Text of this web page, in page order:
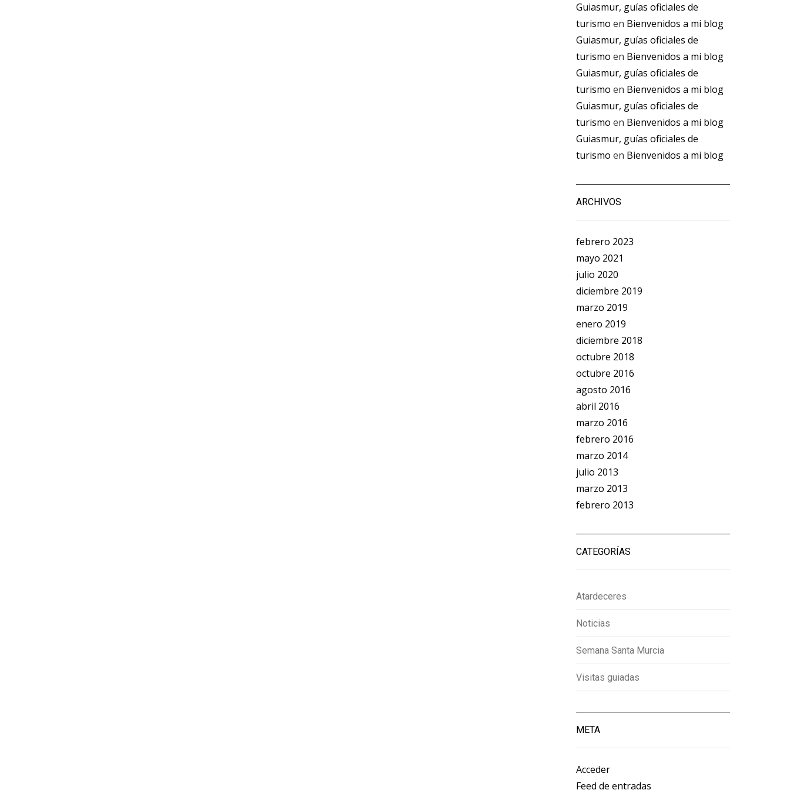
Guiasmur, guías oficiales de
turismo en Bienvenidos a mi blog
Guiasmur, guías oficiales de
turismo en Bienvenidos a mi blog
Guiasmur, guías oficiales de
turismo en Bienvenidos a mi blog
Guiasmur, guías oficiales de
turismo en Bienvenidos a mi blog
Guiasmur, guías oficiales de
turismo en Bienvenidos a mi blog
ARCHIVOS
febrero 2023
mayo 2021
julio 2020
diciembre 2019
marzo 2019
enero 2019
diciembre 2018
octubre 2018
octubre 2016
agosto 2016
abril 2016
marzo 2016
febrero 2016
marzo 2014
julio 2013
marzo 2013
febrero 2013
CATEGORÍAS
Atardeceres
Noticias
Semana Santa Murcia
Visitas guiadas
META
Acceder
Feed de entradas